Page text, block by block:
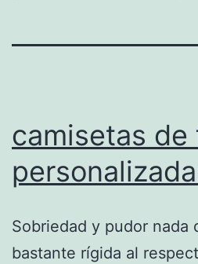
camisetas de
Sobriedad y pudor nada
bastante rígida al